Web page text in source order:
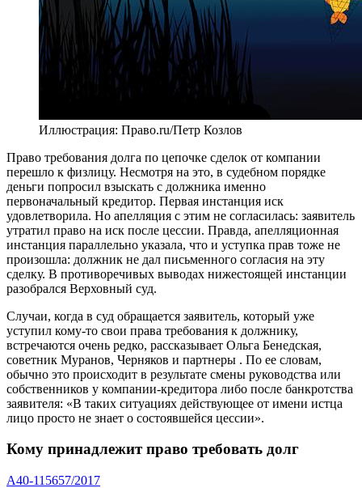
Иллюстрация: Право.ru/Петр Козлов
Право требования долга по цепочке сделок от компании
перешло к физлицу. Несмотря на это, в судебном порядке
деньги попросил взыскать с должника именно
первоначальный кредитор. Первая инстанция иск
удовлетворила. Но апелляция с этим не согласилась: заявитель
утратил право на иск после цессии. Правда, апелляционная
инстанция параллельно указала, что и уступка прав тоже не
произошла: должник не дал письменного согласия на эту
сделку. В противоречивых выводах нижестоящей инстанции
разобрался Верховный суд.
Случаи, когда в суд обращается заявитель, который уже
уступил кому-то свои права требования к должнику,
встречаются очень редко, рассказывает Ольга Бенедская,
советник Муранов, Черняков и партнеры . По ее словам,
обычно это происходит в результате смены руководства или
собственников у компании-кредитора либо после банкротства
заявителя: «В таких ситуациях действующее от имени истца
лицо просто не знает о состоявшейся цессии».
Кому принадлежит право требовать долг
А40-115657/2017